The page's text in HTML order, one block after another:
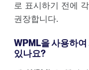
로 표시하기 전에
권장합니다.
WPML을 사용하
있나요?